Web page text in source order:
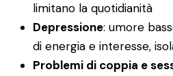
limitano la quotidianità
Depressione: umore
di energia e interesse,
Problemi di coppia e